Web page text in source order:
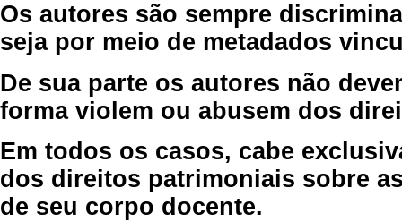
Os autores são sempre
seja por meio de metadados
De sua parte os autores não
forma violem ou abusem dos
Em todos os casos, cabe
dos direitos patrimoniais sobre
de seu corpo docente.